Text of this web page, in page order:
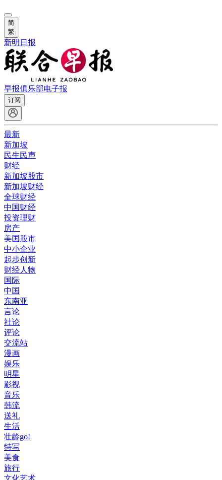
简
繁
新明日报
早报俱乐部电子报
订阅
最新
新加坡
民生民声
财经
新加坡股市
新加坡财经
全球财经
中国财经
投资理财
房产
美国股市
中小企业
起步创新
财经人物
国际
中国
东南亚
言论
社论
评论
交流站
漫画
娱乐
明星
影视
音乐
韩流
送礼
生活
壮龄go!
特写
美食
旅行
文化艺术